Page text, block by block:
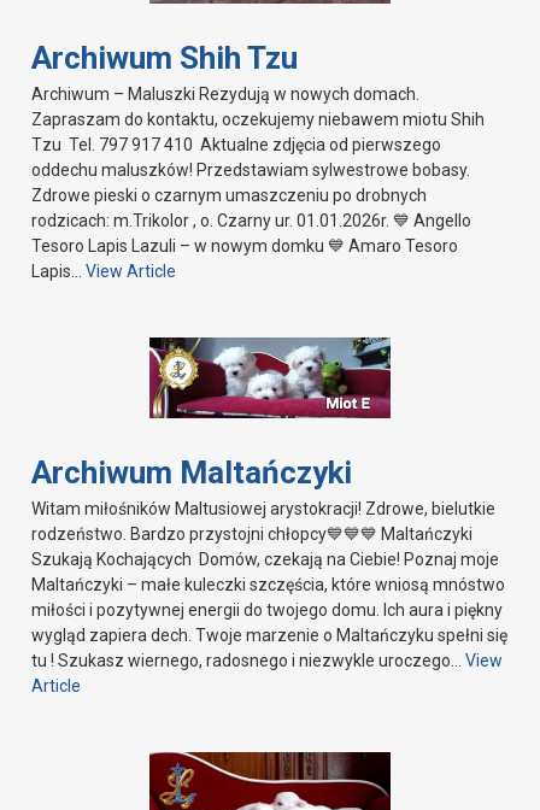
Archiwum Shih Tzu
Archiwum – Maluszki Rezydują w nowych domach.
Zapraszam do kontaktu, oczekujemy niebawem miotu Shih
Tzu Tel. 797 917 410 Aktualne zdjęcia od pierwszego
oddechu maluszków! Przedstawiam sylwestrowe bobasy.
Zdrowe pieski o czarnym umaszczeniu po drobnych
rodzicach: m.Trikolor , o. Czarny ur. 01.01.2026r. 💙 Angello
Tesoro Lapis Lazuli – w nowym domku 💙 Amaro Tesoro
Lapis…View Article
Archiwum Maltańczyki
Witam miłośników Maltusiowej arystokracji! Zdrowe, bielutkie
rodzeństwo. Bardzo przystojni chłopcy💙💙💙 Maltańczyki
Szukają Kochających Domów, czekają na Ciebie! Poznaj moje
Maltańczyki – małe kuleczki szczęścia, które wniosą mnóstwo
miłości i pozytywnej energii do twojego domu. Ich aura i piękny
wygląd zapiera dech. Twoje marzenie o Maltańczyku spełni się
tu ! Szukasz wiernego, radosnego i niezwykle uroczego…View
Article